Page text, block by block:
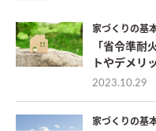
家づくりの基
「省令準耐
トやデメリ
2023.10.29
家づくりの基